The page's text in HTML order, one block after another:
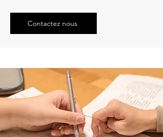
Contactez nous